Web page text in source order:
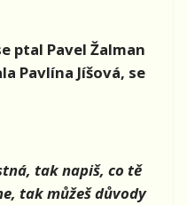
ptal Pavel Žalman
Pavlína Jíšová, se
tak napiš, co tě
tak můžeš důvody